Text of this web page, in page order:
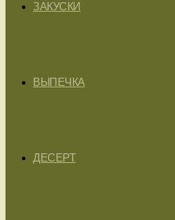
ЗАКУСКИ
ВЫПЕЧКА
ДЕСЕРТ